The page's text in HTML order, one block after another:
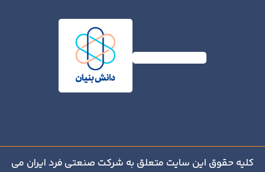
کلیه حقوق این سایت متعلق به شرکت صنعتیفرد ایران می